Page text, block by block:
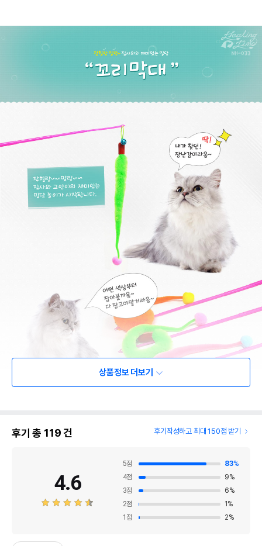
상품정보 더보기
후기 총 119건 후기작성하고 최대 150점 받기
4.6
5점 83%
4점 9%
3점 6%
2점 1 %
1 점 2%